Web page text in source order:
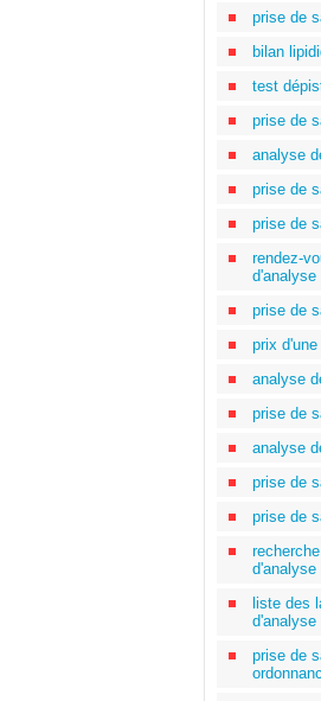
prise de
bilan
test
prise de
analyse
prise de
prise de
rendez-
d'analyse
prise de
prix
analyse
prise de
analyse
prise de
prise de
d'analyse
liste des
d'analyse
prise de